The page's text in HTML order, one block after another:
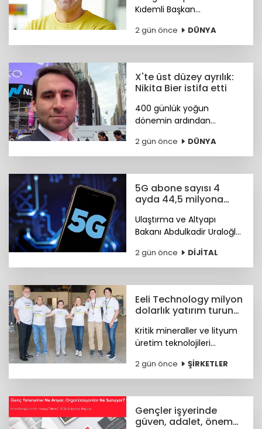
Kıdemli Başkan
bilim insanı Koray
Kavukçuoğlu getirildi.
2 gün önce DÜNYA
X'te üst düzey ayrılık:
Nikita Bier istifa etti
400 günlük yoğun
dönemin ardından
şirkette danışman olarak
kalacak. Yerine tasarım ve
oluşan yeni bir ekip
geçiyor.
2 gün önce DÜNYA
5G abone sayısı 4
ayda 44,5 milyona
Ulaştırma ve Altyapı
Bakanı Abdulkadir Uraloğlu,
44,5 milyona ulaştığını
bildirdi.
2 gün önce DİJİTAL
Eeli Technology milyon
dolarlık yatırım turunu
Kritik mineraller ve lityum
üretim teknolojileri
toplam 2 milyon dolar
tutarındaki tohum öncesi
2 gün önce ŞİRKETLER
Gençler işyerinde
güven, adalet, önem